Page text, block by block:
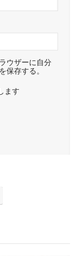
ウザーに自分
保存する。
ます